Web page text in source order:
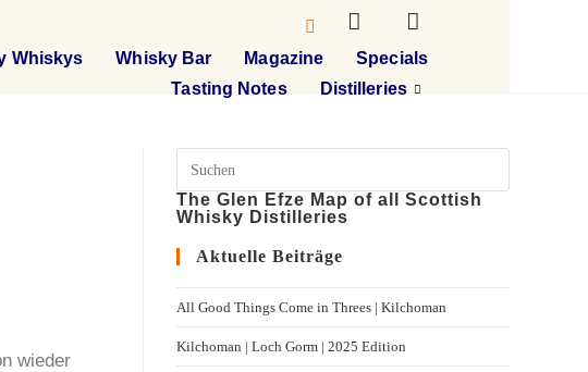
Whiskys Whisky Bar Magazine
Specials
Tasting Notes
Distilleries
wieder
The Glen Efze Map of all Scottish
Whisky Distilleries
Aktuelle Beiträge
All Good Things Come in Threes | Kilchoman
Kilchoman | Loch Gorm​ | 2025 Edition